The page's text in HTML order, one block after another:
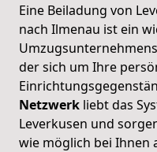
Eine Beiladung von
nach Ilmenau ist ein
der sich um Ihre
Netzwerk liebt das
Leverkusen und
wie möglich bei Ihnen